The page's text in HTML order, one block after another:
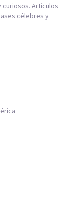
Artículos
célebres y